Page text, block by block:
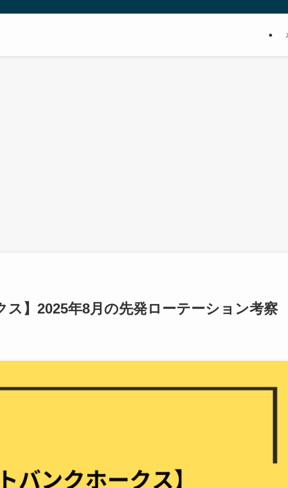
ス】2025年8月の先発ローテーション考察